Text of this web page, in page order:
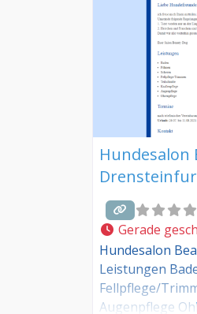
Hundesalon
Gerade
Hundesalon
Leistungen
Fellpflege/
Augenpflege